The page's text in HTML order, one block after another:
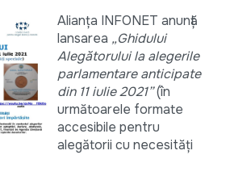
Alianța INFONET anunță
lansarea „Ghidului
Alegătorului la alegerile
parlamentare anticipate
din 11 iulie 2021”(în
următoarele formate
accesibile pentru
alegătorii cu necesități